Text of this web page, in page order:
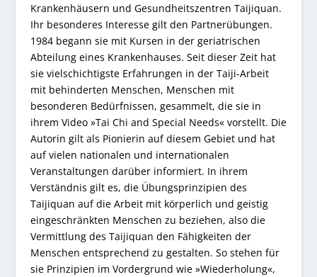
Krankenhäusern und Gesundheitszentren Taijiquan.
Ihr besonderes Interesse gilt den Partnerübungen.
1984 begann sie mit Kursen in der geriatrischen
Abteilung eines Krankenhauses. Seit dieser Zeit hat
sie vielschichtigste Erfahrungen in der Taiji-Arbeit
mit behinderten Menschen, Menschen mit
besonderen Bedürfnissen, gesammelt, die sie in
ihrem Video »Tai Chi and Special Needs« vorstellt. Die
Autorin gilt als Pionierin auf diesem Gebiet und hat
auf vielen nationalen und internationalen
Veranstaltungen darüber informiert. In ihrem
Verständnis gilt es, die Übungsprinzipien des
Taijiquan auf die Arbeit mit körperlich und geistig
eingeschränkten Menschen zu beziehen, also die
Vermittlung des Taijiquan den Fähigkeiten der
Menschen entsprechend zu gestalten. So stehen für
sie Prinzipien im Vordergrund wie »Wiederholung«,